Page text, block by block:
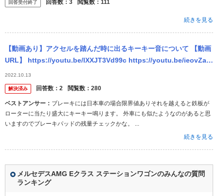
回答受付終了 回答数： 3 閲覧数： 111
続きを見る
【動画あり】アクセルを踏んだ時に出るキーキー音について 【動画
URL】 https://youtu.be/lXXJT3Vd99c https://youtu.be/ieovZaN
hFo4 最...
2022.10.13
解決済み 回答数： 2 閲覧数： 280
ベストアンサー： ブレーキには日本車の場合限界値ありそれを越えると鉄板が
ローターに当たり盛大にキーキー鳴ります。 外車にも似たようなのがあると思
いますのでブレーキパッドの残量チェックかな。 ...
続きを見る
メルセデスAMG Eクラス ステーションワゴンのみんなの質問
ランキング